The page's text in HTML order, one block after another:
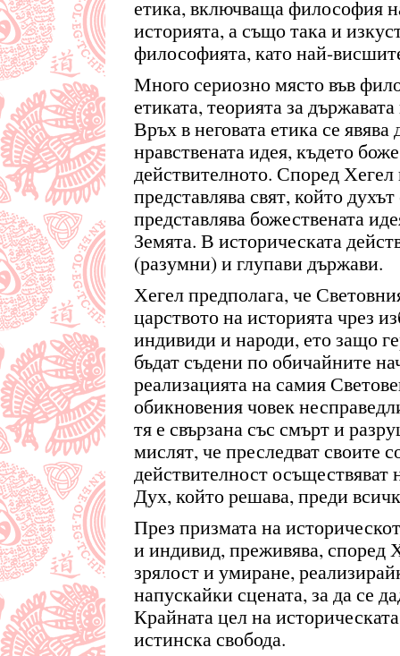
етика, включваща философия
историята, а също така и
философията, като най-
Много сериозно място във
етиката, теорията за
Връх в неговата етика се
нравствената идея, където
действителното. Според
представлява свят, който
представлява божествената
Земята. В историческата
(разумни) и глупави държави.
Хегел предполага, че
царството на историята чрез
индивиди и народи, ето защо
бъдат съдени по обичайните
реализацията на самия
обикновения човек
тя е свързана със смърт и
мислят, че преследват своите
действителност
Дух, който решава, преди
През призмата на
и индивид, преживява, според
зрялост и умиране,
напускайки сцената, за да се
Крайната цел на
истинска свобода.